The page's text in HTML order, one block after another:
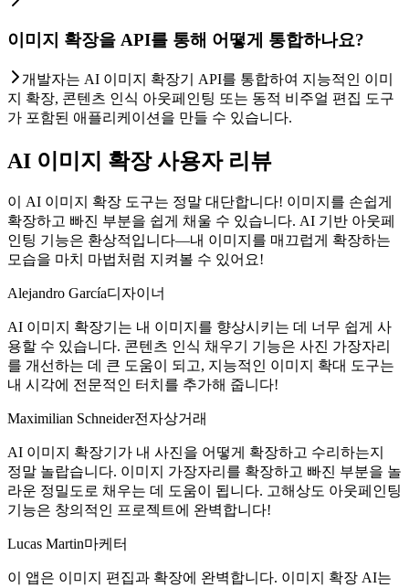
이미지 확장을 API를 통해 어떻게 통합하나요?
개발자는 AI 이미지 확장기 API를 통합하여 지능적인 이미
지 확장, 콘텐츠 인식 아웃페인팅 또는 동적 비주얼 편집 도구
가 포함된 애플리케이션을 만들 수 있습니다.
AI 이미지 확장 사용자 리뷰
이 AI 이미지 확장 도구는 정말 대단합니다! 이미지를 손쉽게
확장하고 빠진 부분을 쉽게 채울 수 있습니다. AI 기반 아웃페
인팅 기능은 환상적입니다—내 이미지를 매끄럽게 확장하는
모습을 마치 마법처럼 지켜볼 수 있어요!
Alejandro García디자이너
AI 이미지 확장기는 내 이미지를 향상시키는 데 너무 쉽게 사
용할 수 있습니다. 콘텐츠 인식 채우기 기능은 사진 가장자리
를 개선하는 데 큰 도움이 되고, 지능적인 이미지 확대 도구는
내 시각에 전문적인 터치를 추가해 줍니다!
Maximilian Schneider전자상거래
AI 이미지 확장기가 내 사진을 어떻게 확장하고 수리하는지
정말 놀랍습니다. 이미지 가장자리를 확장하고 빠진 부분을 놀
라운 정밀도로 채우는 데 도움이 됩니다. 고해상도 아웃페인팅
기능은 창의적인 프로젝트에 완벽합니다!
Lucas Martin마케터
이 앱은 이미지 편집과 확장에 완벽합니다. 이미지 확장 AI는